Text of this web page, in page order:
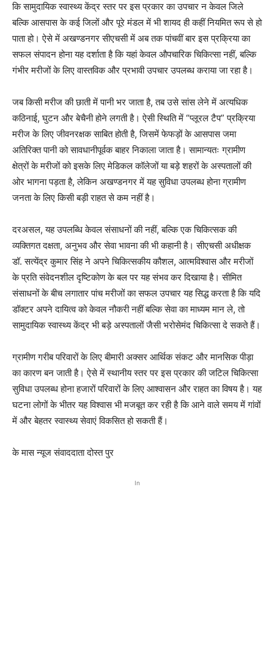
कि सामुदायिक स्वास्थ्य केंद्र स्तर पर इस प्रकार का उपचार न केवल जिले
बल्कि आसपास के कई जिलों और पूरे मंडल में भी शायद ही कहीं नियमित रूप से हो
पाता हो। ऐसे में अखण्डनगर सीएचसी में अब तक पांचवीं बार इस प्रक्रिया का
सफल संपादन होना यह दर्शाता है कि यहां केवल औपचारिक चिकित्सा नहीं, बल्कि
गंभीर मरीजों के लिए वास्तविक और प्रभावी उपचार उपलब्ध कराया जा रहा है।
जब किसी मरीज की छाती में पानी भर जाता है, तब उसे सांस लेने में अत्यधिक
कठिनाई, घुटन और बेचैनी होने लगती है। ऐसी स्थिति में “प्लूरल टैप” प्रक्रिया
मरीज के लिए जीवनरक्षक साबित होती है, जिसमें फेफड़ों के आसपास जमा
अतिरिक्त पानी को सावधानीपूर्वक बाहर निकाला जाता है। सामान्यतः ग्रामीण
क्षेत्रों के मरीजों को इसके लिए मेडिकल कॉलेजों या बड़े शहरों के अस्पतालों की
ओर भागना पड़ता है, लेकिन अखण्डनगर में यह सुविधा उपलब्ध होना ग्रामीण
जनता के लिए किसी बड़ी राहत से कम नहीं है।
दरअसल, यह उपलब्धि केवल संसाधनों की नहीं, बल्कि एक चिकित्सक की
व्यक्तिगत दक्षता, अनुभव और सेवा भावना की भी कहानी है। सीएचसी अधीक्षक
डॉ. सत्येंद्र कुमार सिंह ने अपने चिकित्सकीय कौशल, आत्मविश्वास और मरीजों
के प्रति संवेदनशील दृष्टिकोण के बल पर यह संभव कर दिखाया है। सीमित
संसाधनों के बीच लगातार पांच मरीजों का सफल उपचार यह सिद्ध करता है कि यदि
डॉक्टर अपने दायित्व को केवल नौकरी नहीं बल्कि सेवा का माध्यम मान ले, तो
सामुदायिक स्वास्थ्य केंद्र भी बड़े अस्पतालों जैसी भरोसेमंद चिकित्सा दे सकते हैं।
ग्रामीण गरीब परिवारों के लिए बीमारी अक्सर आर्थिक संकट और मानसिक पीड़ा
का कारण बन जाती है। ऐसे में स्थानीय स्तर पर इस प्रकार की जटिल चिकित्सा
सुविधा उपलब्ध होना हजारों परिवारों के लिए आश्वासन और राहत का विषय है। यह
घटना लोगों के भीतर यह विश्वास भी मजबूत कर रही है कि आने वाले समय में गांवों
में और बेहतर स्वास्थ्य सेवाएं विकसित हो सकती हैं।
के मास न्यूज संवाददाता दोस्त पुर
In